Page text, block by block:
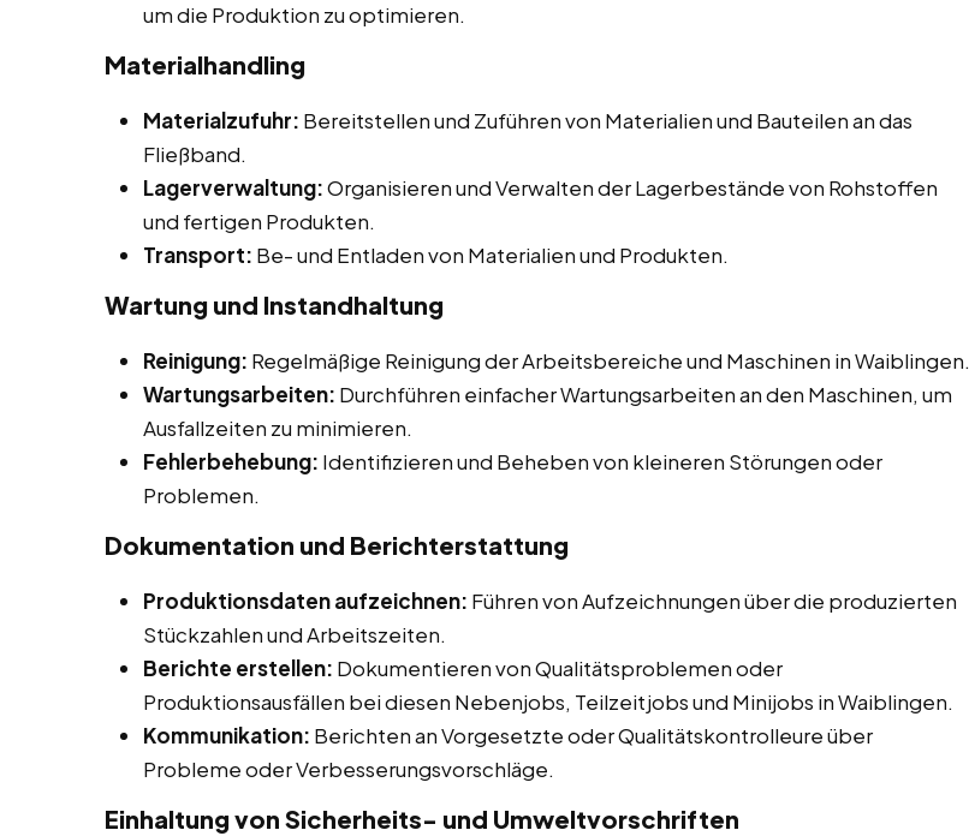
um die Produktion zu optimieren.
Materialhandling
Materialzufuhr: Bereitstellen und Zuführen von Materialien und Bauteilen an das
Fließband.
Lagerverwaltung:Organisieren und Verwalten der Lagerbestände von Rohstoffen
und fertigen Produkten.
Transport: Be- und Entladen von Materialien und Produkten.
Wartung und Instandhaltung
Reinigung: Regelmäßige Reinigung der Arbeitsbereiche und Maschinen in Waiblingen.
Wartungsarbeiten: Durchführen einfacher Wartungsarbeiten an den Maschinen, um
Ausfallzeiten zu minimieren.
Fehlerbehebung: Identifizieren und Beheben von kleineren Störungen oder
Problemen.
Dokumentation und Berichterstattung
Produktionsdaten aufzeichnen: Führen von Aufzeichnungen über die produzierten
Stückzahlen und Arbeitszeiten.
Berichte erstellen: Dokumentieren von Qualitätsproblemen oder
Produktionsausfällen bei diesen Nebenjobs, Teilzeitjobs und Minijobs in Waiblingen.
Kommunikation: Berichten an Vorgesetzte oder Qualitätskontrolleure über
Probleme oder Verbesserungsvorschläge.
Einhaltung von Sicherheits- und Umweltvorschriften